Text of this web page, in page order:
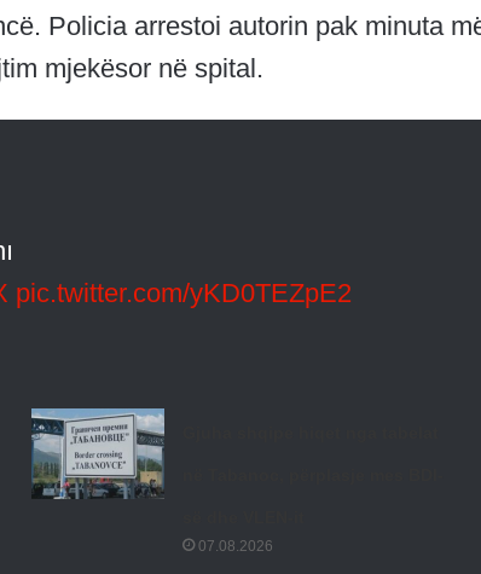
Policia arrestoi autorin pak minuta
mjekësor në spital.
pic.twitter.com/yKD0TEZpE2
07.08.2026